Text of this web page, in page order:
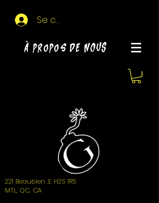
Se connecter
À propos de NOUS
221 Beaubien .E H2S 1R5
MTL, QC, CA